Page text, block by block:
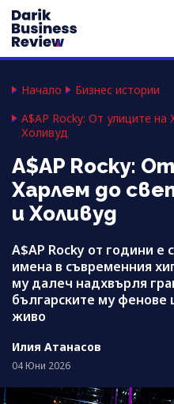
Начало
Бизнес истории
A$AP Rocky: От улиците
Холивуд
A$AP Rocky:
Харлем до
и Холивуд
А$AP Rocky от години е
имена в съвременния
му далеч надхвърля
българските му фенове
живо
Илия Атанасов
04 Юни 2026